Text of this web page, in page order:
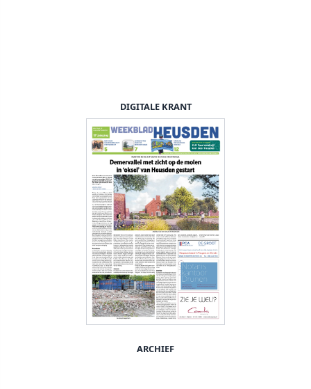
DIGITALE KRANT
ARCHIEF